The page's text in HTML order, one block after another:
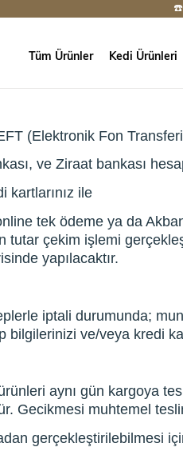
Tüm Ürünler Kedi Ürünleri
(Elektronik Fon
ve Ziraat bankası
kartlarınız ile
tek ödeme ya da
tutar çekim işlemi
yapılacaktır.
iptali durumunda;
bilgilerinizi ve/veya kredi
aynı gün kargoya
Gecikmesi muhtemel
gerçekleştirilebilmesi